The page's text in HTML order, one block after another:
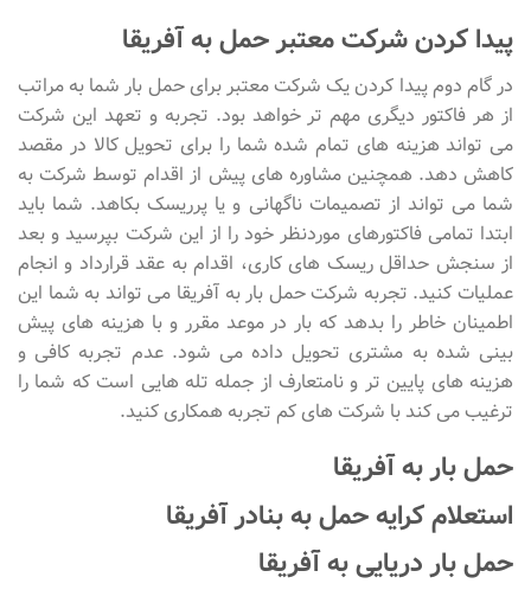
پیدا کردن شرکت معتبر حمل به آفریقا
در گام دوم پیدا کردن یک شرکت معتبر برای حمل بار شما به مراتب
از هر فاکتور دیگری مهم تر خواهد بود. تجربه و تعهد این شرکت
می تواند هزینه های تمام شده شما را برای تحویل کالا در مقصد
کاهش دهد. همچنین مشاوره های پیش از اقدام توسط شرکت به
شما می تواند از تصمیمات ناگهانی و یا پرریسک بکاهد. شما باید
ابتدا تمامی فاکتورهای موردنظر خود را از این شرکت بپرسید و بعد
از سنجش حداقل ریسک های کاری، اقدام به عقد قرارداد و انجام
عملیات کنید. تجربه شرکت حمل بار به آفریقا می تواند به شما این
اطمینان خاطر را بدهد که بار در موعد مقرر و با هزینه های پیش
بینی شده به مشتری تحویل داده می شود. عدم تجربه کافی و
هزینه های پایین تر و نامتعارف از جمله تله هایی است که شما را
ترغیب می کند با شرکت های کم تجربه همکاری کنید.
حمل بار به آفریقا
استعلام کرایه حمل به بنادر آفریقا
حمل بار دریایی به آفریقا